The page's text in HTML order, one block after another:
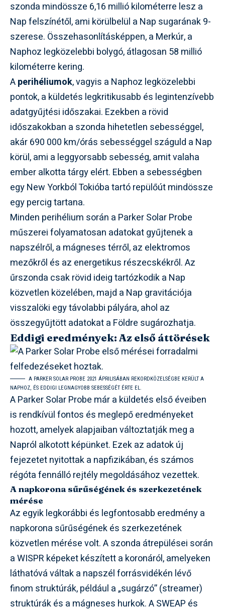
szonda mindössze 6,16 millió kilométerre lesz a
Nap felszínétől, ami körülbelül a Nap sugarának 9-
szerese. Összehasonlításképpen, a Merkúr, a
Naphoz legközelebbi bolygó, átlagosan 58 millió
kilométerre kering.
Aperihéliumok, vagyis a Naphoz legközelebbi
pontok, a küldetés legkritikusabb és legintenzívebb
adatgyűjtési időszakai. Ezekben a rövid
időszakokban a szonda hihetetlen sebességgel,
akár 690 000 km/órás sebességgel száguld a Nap
körül, ami a leggyorsabb sebesség, amit valaha
ember alkotta tárgy elért. Ebben a sebességben
egy New Yorkból Tokióba tartó repülőút mindössze
egy percig tartana.
Minden perihélium során a Parker Solar Probe
műszerei folyamatosan adatokat gyűjtenek a
napszélről, a mágneses térről, az elektromos
mezőkről és az energetikus részecskékről. Az
űrszonda csak rövid ideig tartózkodik a Nap
közvetlen közelében, majd a Nap gravitációja
visszalöki egy távolabbi pályára, ahol az
összegyűjtött adatokat a Földre sugározhatja.
Eddigi eredmények: Az első áttörések
A PARKER SOLAR PROBE 2021 ÁPRILISÁBAN REKORDKÖZELSÉGBE KERÜLT A
NAPHOZ, ÉS EDDIGI LEGNAGYOBB SEBESSÉGÉT ÉRTE EL.
A Parker Solar Probe már a küldetés első éveiben
is rendkívül fontos és meglepő eredményeket
hozott, amelyek alapjaiban változtatják meg a
Napról alkotott képünket. Ezek az adatok új
fejezetet nyitottak a napfizikában, és számos
régóta fennálló rejtély megoldásához vezettek.
A napkorona sűrűségének és szerkezetének
mérése
Az egyik legkorábbi és legfontosabb eredmény a
napkorona sűrűségének és szerkezetének
közvetlen mérése volt. A szonda átrepülései során
a WISPR képeket készített a koronáról, amelyeken
láthatóvá váltak a napszél forrásvidékén lévő
finom struktúrák, például a „sugárzó” (streamer)
struktúrák és a mágneses hurkok. A SWEAP és